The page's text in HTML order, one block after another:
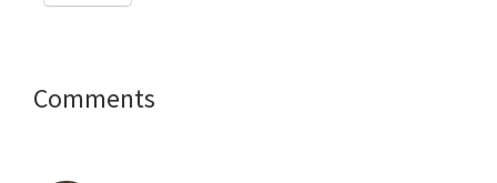
Reader
Comments